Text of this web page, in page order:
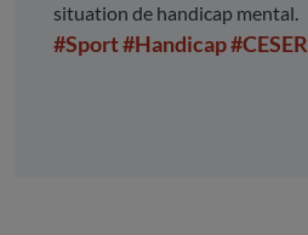
situation de handicap mental.
#Sport#Handicap#CESER